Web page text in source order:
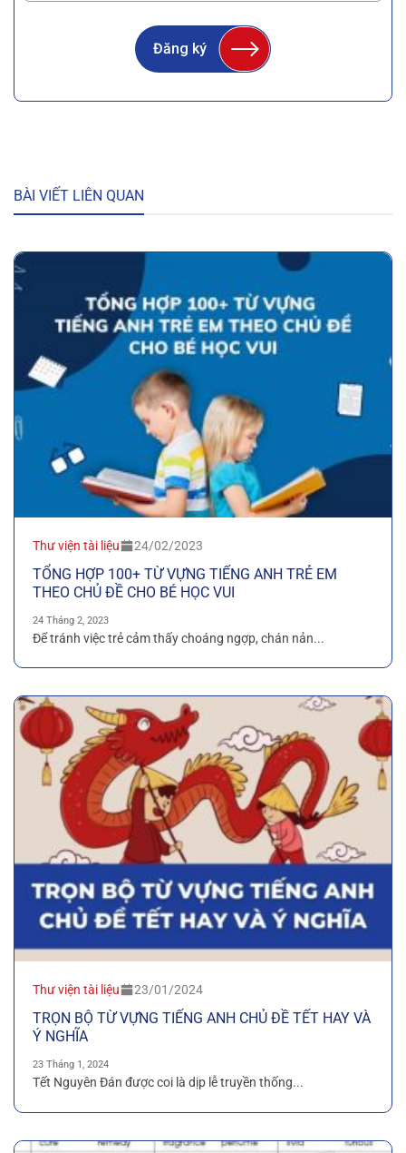
Đăng ký
BÀI VIẾT LIÊN QUAN
Thư viện tài liệu 24/02/2023
TỔNG HỢP 100+ TỪ VỰNG TIẾNG ANH TRẺ EM
THEO CHỦ ĐỀ CHO BÉ HỌC VUI
24 Tháng 2, 2023
Để tránh việc trẻ cảm thấy choáng ngợp, chán nản...
Thư viện tài liệu 23/01/2024
TRỌN BỘ TỪ VỰNG TIẾNG ANH CHỦ ĐỀ TẾT HAY VÀ
Ý NGHĨA
23 Tháng 1, 2024
Tết Nguyên Đán được coi là dịp lễ truyền thống...